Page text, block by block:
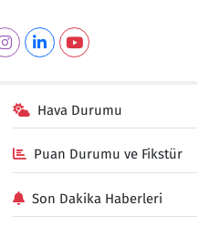
Hava Durumu
Puan Durumu ve Fikstür
Son Dakika Haberleri